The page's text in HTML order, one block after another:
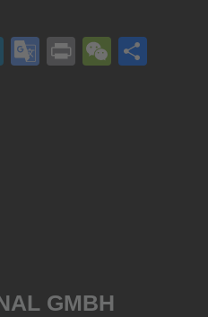
LinkedIn
Google
Print
GMBH